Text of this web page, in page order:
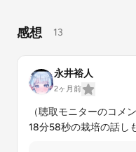
感想 13
永井裕人
2ヶ月前
（聴取モニターのコメン
18分58秒の栽培の話し